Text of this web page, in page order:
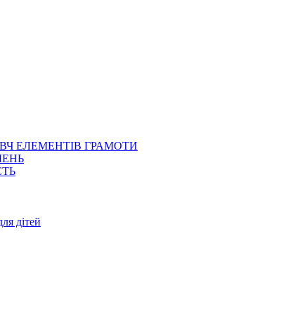
ЕЛЕМЕНТІВ ГРАМОТИ
дітей